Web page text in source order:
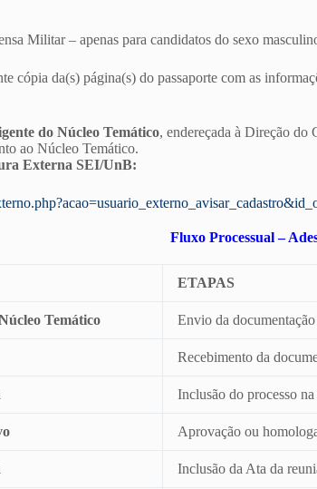
Militar – apenas para candidatos do sexo
cópia da(s) página(s) do passaporte com as
do Núcleo Temático, endereçada à Direção
ao Núcleo Temático.
Externa SEI/UnB:
Fluxo Processual –
ETAPAS
Temático Envio da
Recebimento da
Inclusão do processo
Aprovação ou
Inclusão da Ata da